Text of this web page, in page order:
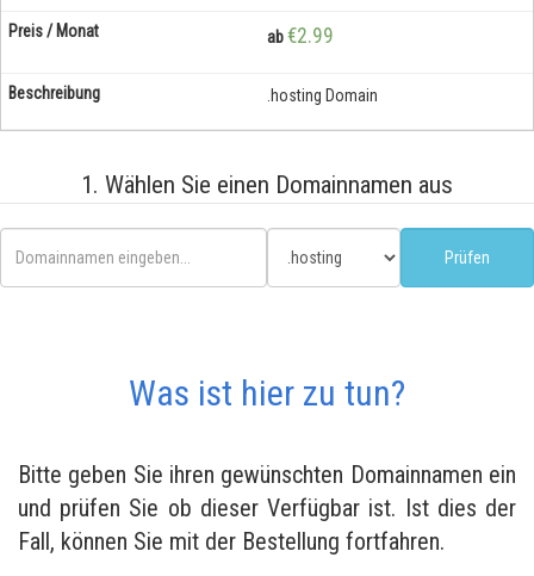
ab€2.99
.hosting Domain
1. Wählen Sie einen Domainnamen aus
Was ist hier zu tun?
Bitte geben Sie ihren gewünschten Domainnamen ein
und prüfen Sie ob dieser Verfügbar ist. Ist dies der
Fall, können Sie mit der Bestellung fortfahren.